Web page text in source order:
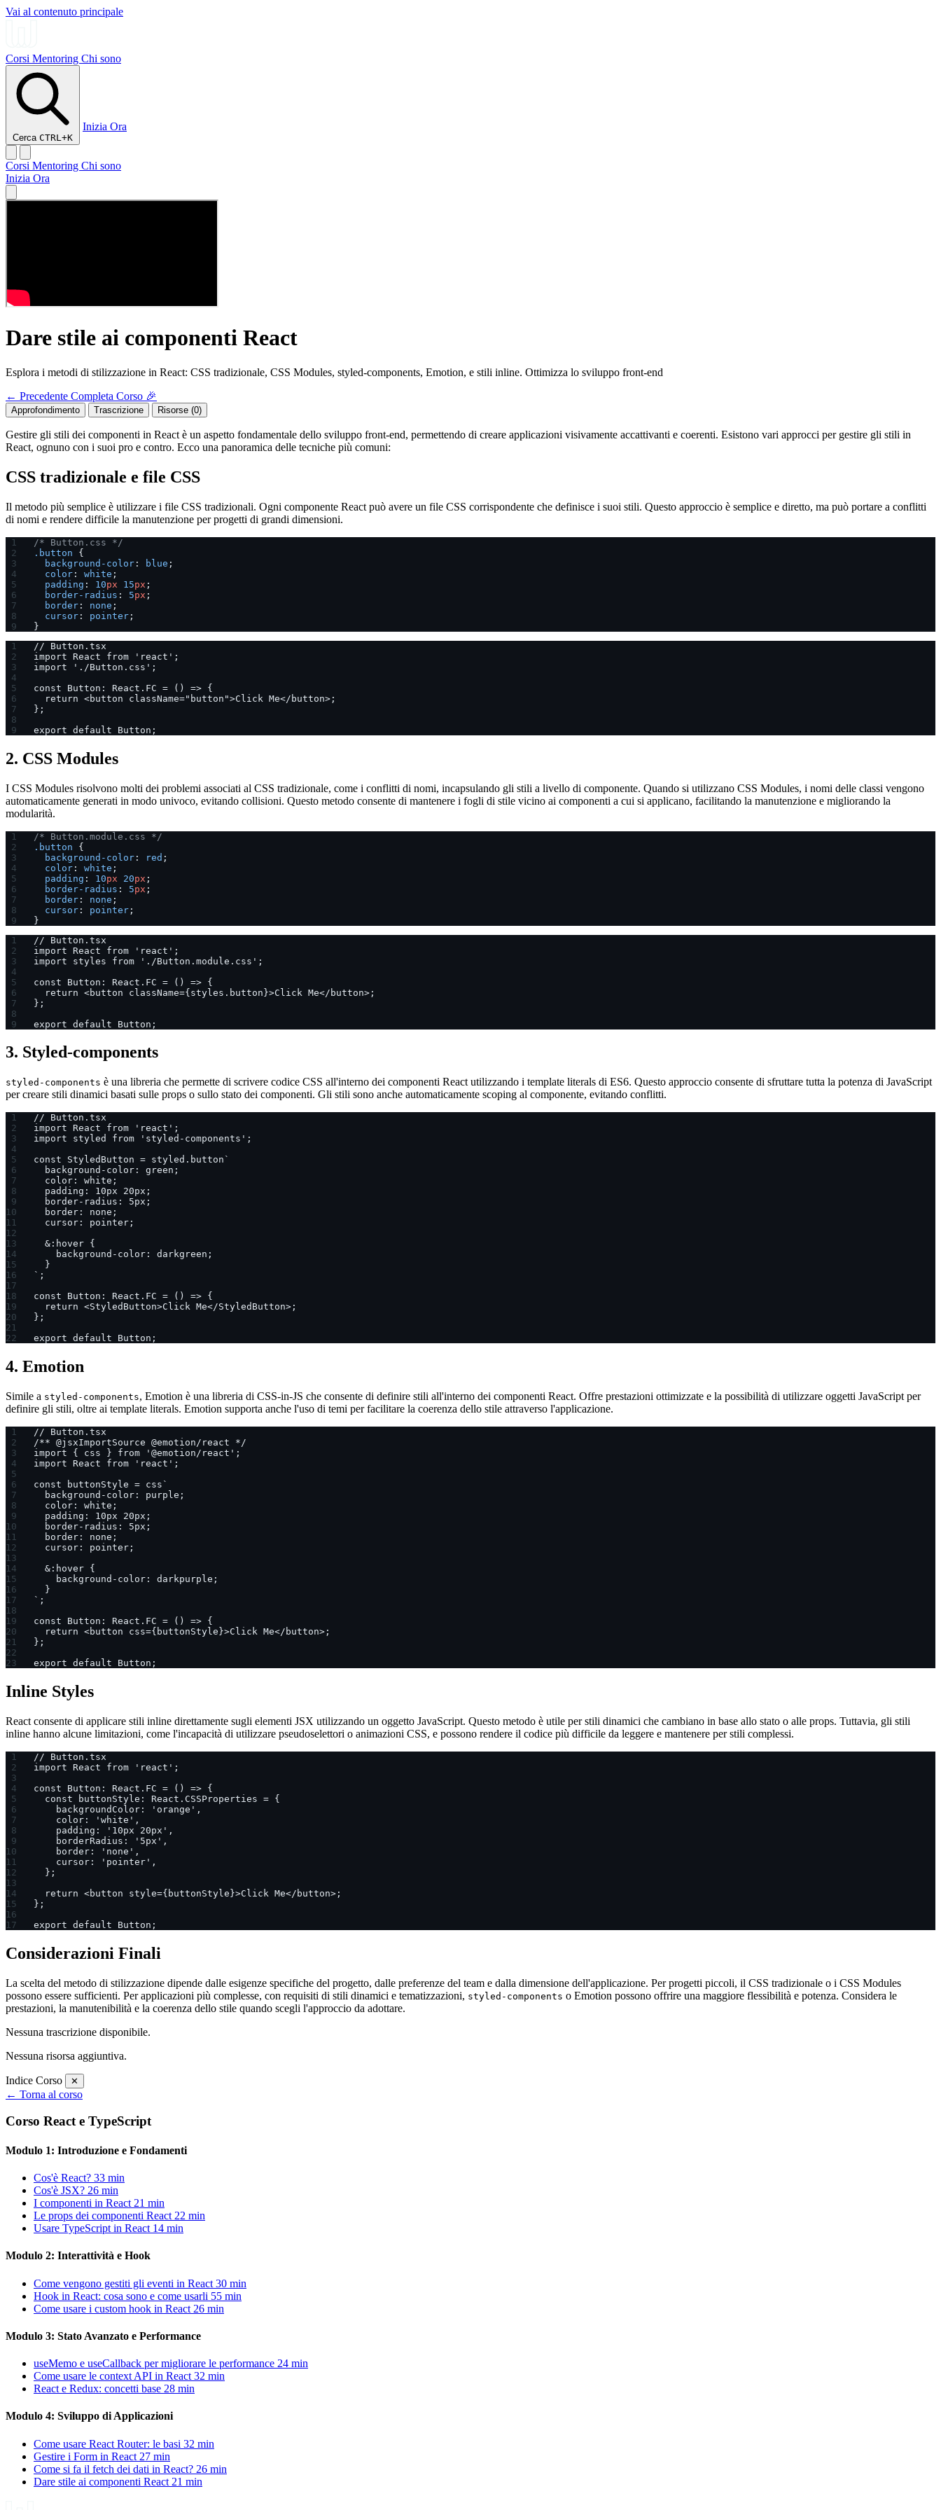
Vai al contenuto principale
Corsi Mentoring Chi sono
Cerca CTRL+K
Inizia Ora
Corsi Mentoring Chi sono
Inizia Ora
Dare stile ai componenti React
Esplora i metodi di stilizzazione in React: CSS tradizionale, CSS Modules, styled-components, Emotion, e stili inline. Ottimizza lo sviluppo front-end
← Precedente Completa Corso 🎉
Approfondimento Trascrizione Risorse (0)
Gestire gli stili dei componenti in React è un aspetto fondamentale dello sviluppo front-end, permettendo di creare applicazioni visivamente accattivanti e coerenti. Esistono vari approcci per gestire gli stili in
React, ognuno con i suoi pro e contro. Ecco una panoramica delle tecniche più comuni:
CSS tradizionale e file CSS
Il metodo più semplice è utilizzare i file CSS tradizionali. Ogni componente React può avere un file CSS corrispondente che definisce i suoi stili. Questo approccio è semplice e diretto, ma può portare a conflitti
di nomi e rendere difficile la manutenzione per progetti di grandi dimensioni.
/* Button.css */
.button {
  background-color
: blue ;
  color
: white ;
  padding
: 10px 15px ;
  border-radius
: 5px ;
  border
: none ;
  cursor
: pointer ;
}
// Button.tsx
import React from 'react';
import './Button.css';
const Button: React.FC = () => {
  return <button className="button">Click Me</button>;
};
export default Button;
2. CSS Modules
I CSS Modules risolvono molti dei problemi associati al CSS tradizionale, come i conflitti di nomi, incapsulando gli stili a livello di componente. Quando si utilizzano CSS Modules, i nomi delle classi vengono
automaticamente generati in modo univoco, evitando collisioni. Questo metodo consente di mantenere i fogli di stile vicino ai componenti a cui si applicano, facilitando la manutenzione e migliorando la
modularità.
/* Button.module.css */
.button {
  background-color
: red ;
  color
: white ;
  padding
: 10px 20px ;
  border-radius
: 5px ;
  border
: none ;
  cursor
: pointer ;
}
// Button.tsx
import React from 'react';
import styles from './Button.module.css';
const Button: React.FC = () => {
  return <button className={styles.button}>Click Me</button>;
};
export default Button;
3. Styled-components
styled-components è una libreria che permette di scrivere codice CSS all'interno dei componenti React utilizzando i template literals di ES6. Questo approccio consente di sfruttare tutta la potenza di JavaScript
per creare stili dinamici basati sulle props o sullo stato dei componenti. Gli stili sono anche automaticamente scoping al componente, evitando conflitti.
// Button.tsx
import React from 'react';
import styled from 'styled-components';
const StyledButton = styled.button`
  background-color: green;
  color: white;
  padding: 10px 20px;
  border-radius: 5px;
  border: none;
  cursor: pointer;
  &:hover {
    background-color: darkgreen;
  }
`;
const Button: React.FC = () => {
  return <StyledButton>Click Me</StyledButton>;
};
export default Button;
4. Emotion
Simile a styled-components, Emotion è una libreria di CSS-in-JS che consente di definire stili all'interno dei componenti React. Offre prestazioni ottimizzate e la possibilità di utilizzare oggetti JavaScript per
definire gli stili, oltre ai template literals. Emotion supporta anche l'uso di temi per facilitare la coerenza dello stile attraverso l'applicazione.
// Button.tsx
/** @jsxImportSource @emotion/react */
import { css } from '@emotion/react';
import React from 'react';
const buttonStyle = css`
  background-color: purple;
  color: white;
  padding: 10px 20px;
  border-radius: 5px;
  border: none;
  cursor: pointer;
  &:hover {
    background-color: darkpurple;
  }
`;
const Button: React.FC = () => {
  return <button css={buttonStyle}>Click Me</button>;
};
export default Button;
Inline Styles
React consente di applicare stili inline direttamente sugli elementi JSX utilizzando un oggetto JavaScript. Questo metodo è utile per stili dinamici che cambiano in base allo stato o alle props. Tuttavia, gli stili
inline hanno alcune limitazioni, come l'incapacità di utilizzare pseudoselettori o animazioni CSS, e possono rendere il codice più difficile da leggere e mantenere per stili complessi.
// Button.tsx
import React from 'react';
const Button: React.FC = () => {
  const buttonStyle: React.CSSProperties = {
    backgroundColor: 'orange',
    color: 'white',
    padding: '10px 20px',
    borderRadius: '5px',
    border: 'none',
    cursor: 'pointer',
  };
  return <button style={buttonStyle}>Click Me</button>;
};
export default Button;
Considerazioni Finali
La scelta del metodo di stilizzazione dipende dalle esigenze specifiche del progetto, dalle preferenze del team e dalla dimensione dell'applicazione. Per progetti piccoli, il CSS tradizionale o i CSS Modules
possono essere sufficienti. Per applicazioni più complesse, con requisiti di stili dinamici e tematizzazioni, styled-components o Emotion possono offrire una maggiore flessibilità e potenza. Considera le
prestazioni, la manutenibilità e la coerenza dello stile quando scegli l'approccio da adottare.
Nessuna trascrizione disponibile.
Nessuna risorsa aggiuntiva.
Indice Corso ✕
← Torna al corso
Corso React e TypeScript
Modulo 1: Introduzione e Fondamenti
Cos'è React? 33 min
Cos'è JSX? 26 min
I componenti in React 21 min
Le props dei componenti React 22 min
Usare TypeScript in React 14 min
Modulo 2: Interattività e Hook
Come vengono gestiti gli eventi in React 30 min
Hook in React: cosa sono e come usarli 55 min
Come usare i custom hook in React 26 min
Modulo 3: Stato Avanzato e Performance
useMemo e useCallback per migliorare le performance 24 min
Come usare le context API in React 32 min
React e Redux: concetti base 28 min
Modulo 4: Sviluppo di Applicazioni
Come usare React Router: le basi 32 min
Gestire i Form in React 27 min
Come si fa il fetch dei dati in React? 26 min
Dare stile ai componenti React 21 min